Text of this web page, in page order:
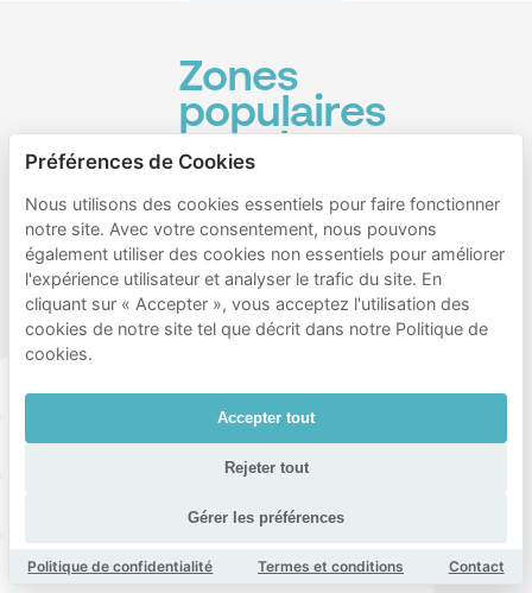
Zones
populaires
pour le
stationnement
à
proximité
de
Bezuidenhout
Haagse hout Den haag centrum Escamp
Bezuidenhout-Midden Bezuidenhout-Oost
Bezuidenhout-West Haagse Bos
Rivierenbuurt-Noord Rivierenbuurt-Zuid
Préférences de Cookies
Nous utilisons des cookies essentiels pour faire fonctionner
notre site. Avec votre consentement, nous pouvons
également utiliser des cookies non essentiels pour améliorer
l'expérience utilisateur et analyser le trafic du site. En
cliquant sur « Accepter », vous acceptez l'utilisation des
cookies de notre site tel que décrit dans notre Politique de
cookies.
Accepter tout
Rejeter tout
Gérer les préférences
Politique de confidentialité Termes et conditions Contact